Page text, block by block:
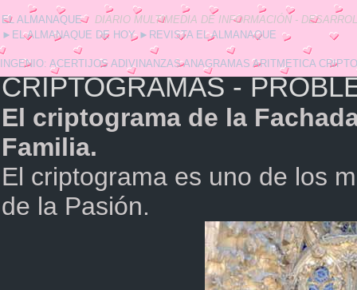
EL ALMANAQUE
DIARIO MULTIMEDIA DE INFORMACIÓN -
► EL ALMANAQUE DE HOY ► REVISTA EL ALMANAQUE
INGENIO: ACERTIJOS ADIVINANZAS ANAGRAMAS ARITMETICA
CRIPTOGRAMAS -
El criptograma de la
Familia.
El criptograma es uno de los
de la Pasión.